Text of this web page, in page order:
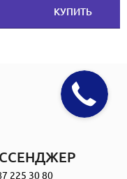
КУПИТЬ
225 30 80